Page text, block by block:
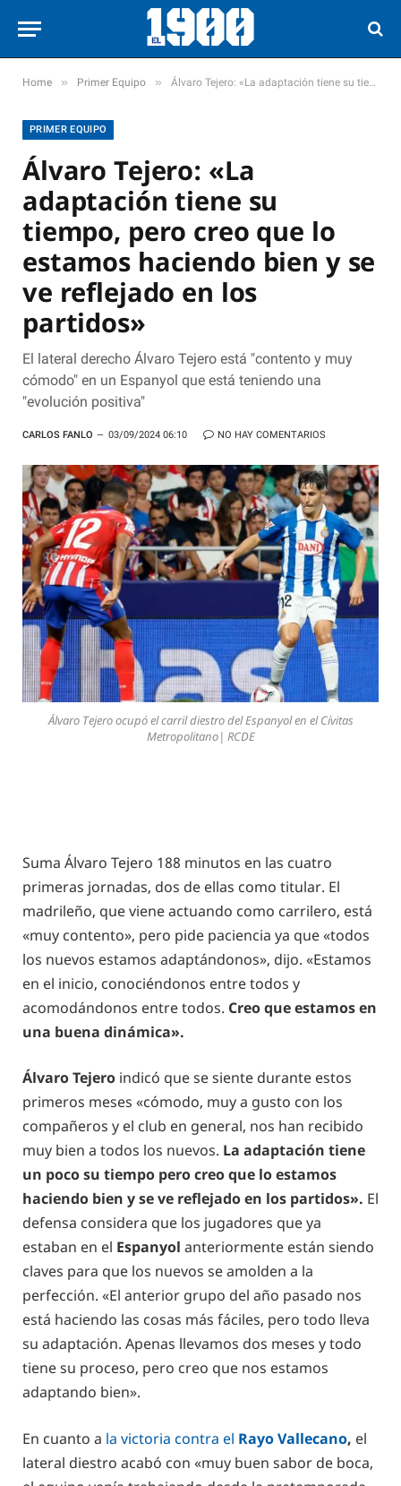
Home » Primer Equipo » Álvaro Tejero: «La adaptación tiene su tiempo, pero creo que lo estamos haciendo bien y se ve reflejado en los partidos»
PRIMER EQUIPO
Álvaro Tejero: «La
adaptación tiene su
tiempo, pero creo que lo
estamos haciendo bien y se
ve reflejado en los
partidos»
El lateral derecho Álvaro Tejero está "contento y muy
cómodo" en un Espanyol que está teniendo una
"evolución positiva"
CARLOS FANLO 03/09/2024 06:10 NO HAY COMENTARIOS
Álvaro Tejero ocupó el carril diestro del Espanyol en el Cívitas
Metropolitano| RCDE
Suma Álvaro Tejero 188 minutos en las cuatro
primeras jornadas, dos de ellas como titular. El
madrileño, que viene actuando como carrilero, está
«muy contento», pero pide paciencia ya que «todos
los nuevos estamos adaptándonos», dijo. «Estamos
en el inicio, conociéndonos entre todos y
acomodándonos entre todos. Creo que estamos en
una buena dinámica».
Álvaro Tejero indicó que se siente durante estos
primeros meses «cómodo, muy a gusto con los
compañeros y el club en general, nos han recibido
muy bien a todos los nuevos. La adaptación tiene
un poco su tiempo pero creo que lo estamos
haciendo bien y se ve reflejado en los partidos». El
defensa considera que los jugadores que ya
estaban en el Espanyol anteriormente están siendo
claves para que los nuevos se amolden a la
perfección. «El anterior grupo del año pasado nos
está haciendo las cosas más fáciles, pero todo lleva
su adaptación. Apenas llevamos dos meses y todo
tiene su proceso, pero creo que nos estamos
adaptando bien».
En cuanto a la victoria contra el Rayo Vallecano, el
lateral diestro acabó con «muy buen sabor de boca,